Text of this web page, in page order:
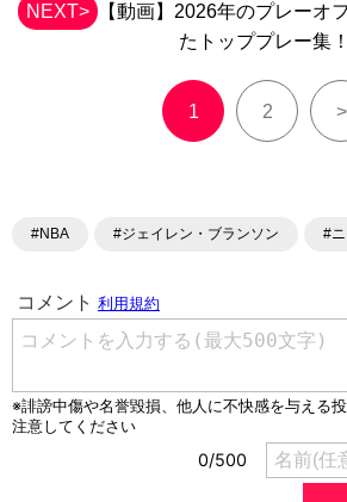
NEXT>
【動画】2026年のプレーオ
たトッププレー集！
1 2 >
#NBA #ジェイレン・ブランソン #